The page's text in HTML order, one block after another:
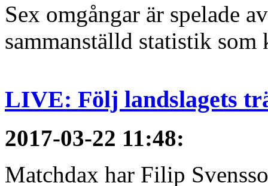
Sex omgångar är spelade
sammanställd statistik som
LIVE: Följ landslagets
2017-03-22 11:48:
Matchdax har Filip